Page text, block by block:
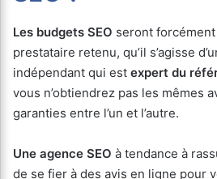
Les budgets SEO seront
prestataire retenu, qu’il s’agisse
indépendant qui est expert du
vous n’obtiendrez pas les mêmes
garanties entre l’un et l’autre.
Une agence SEO à tendance à
de se fier à des avis en ligne pour